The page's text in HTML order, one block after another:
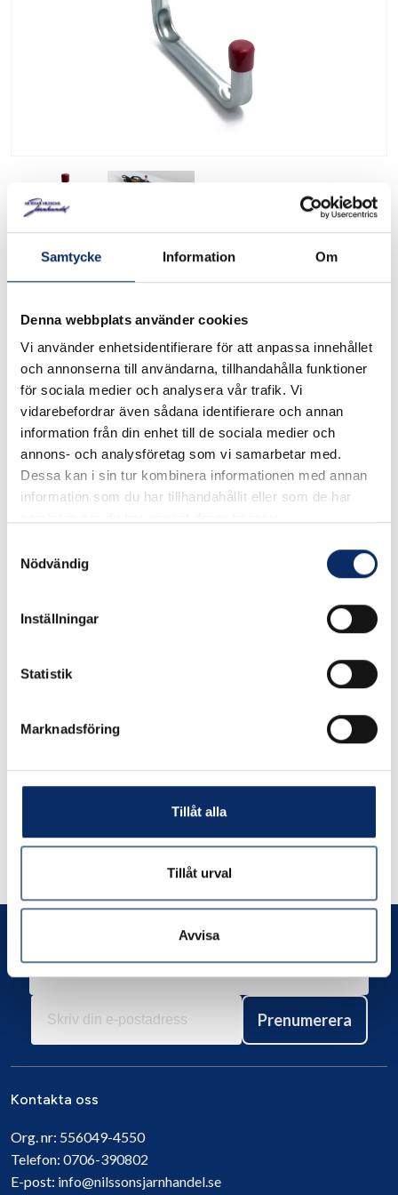
Samtycke Information Om
Denna webbplats använder cookies
Vi använder enhetsidentifierare för att anpassa innehållet
och annonserna till användarna, tillhandahålla funktioner
för sociala medier och analysera vår trafik. Vi
vidarebefordrar även sådana identifierare och annan
information från din enhet till de sociala medier och
annons- och analysföretag som vi samarbetar med.
Dessa kan i sin tur kombinera informationen med annan
information som du har tillhandahållit eller som de har
Nödvändig
Inställningar
Statistik
Marknadsföring
Tillåt alla
Tillåt urval
Avvisa
Förvaringskonsol 8523
Elzink
Tak- och väggkrok av stål. För upphängning av skidor,
trädgårdsredskap, tillbehör osv.
Se måttskiss under produktinformation.
Antal
Lägg i varukorg
Produktinformation expand_more
Liknande produkter
Andra har även tittat på
Prenumerera
Kontakta oss
Org. nr: 556049-4550
Telefon: 0706-390802
E-post: info@nilssonsjarnhandel.se